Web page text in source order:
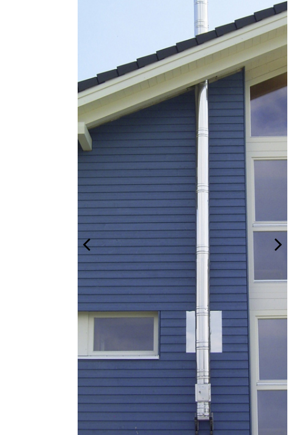
sind das i-Tüpfelchen in
modernen Bädern.